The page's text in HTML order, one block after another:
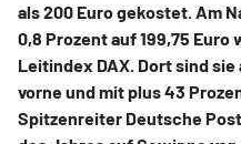
als 200 Euro gekostet. Am
0,8 Prozent auf 199,75
Leitindex DAX. Dort sind
vorne und mit plus 43
Spitzenreiter Deutsche